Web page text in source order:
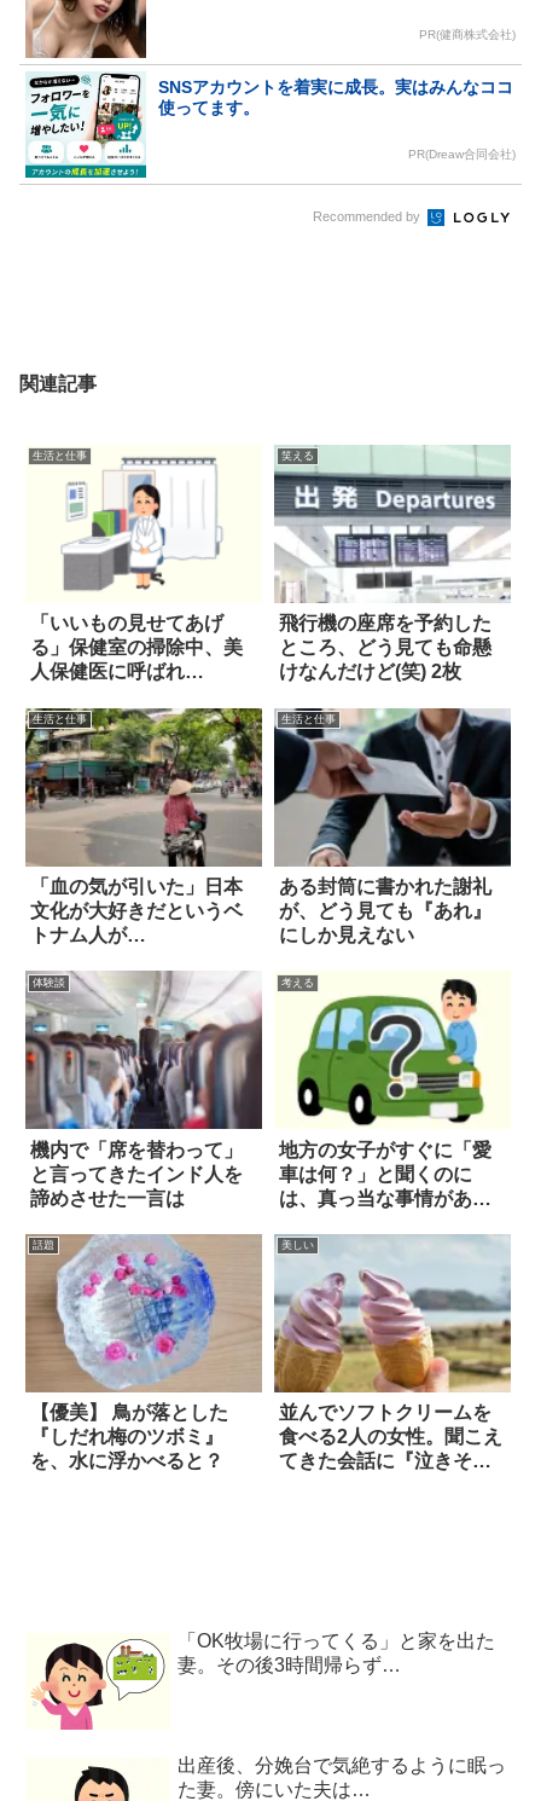
PR(健商株式会社)
SNSアカウントを着実に成長。実はみんなココ
使ってます。
PR(Dreaw合同会社)
Recommended by
関連記事
生活と仕事
「いいもの見せてあげ
る」保健室の掃除中、美
人保健医に呼ばれ…
笑える
飛行機の座席を予約した
ところ、どう見ても命懸
けなんだけど(笑) 2枚
生活と仕事
「血の気が引いた」日本
文化が大好きだというベ
トナム人が…
生活と仕事
ある封筒に書かれた謝礼
が、どう見ても『あれ』
にしか見えない
体験談
機内で「席を替わって」
と言ってきたインド人を
諦めさせた一言は
考える
地方の女子がすぐに「愛
車は何？」と聞くのに
は、真っ当な事情があっ
話題
【優美】 鳥が落とした
『しだれ梅のツボミ』
を、水に浮かべると？
美しい
並んでソフトクリームを
食べる2人の女性。聞こえ
てきた会話に『泣きそう
「OK牧場に行ってくる」と家を出た
妻。その後3時間帰らず…
出産後、分娩台で気絶するように眠っ
た妻。傍にいた夫は…